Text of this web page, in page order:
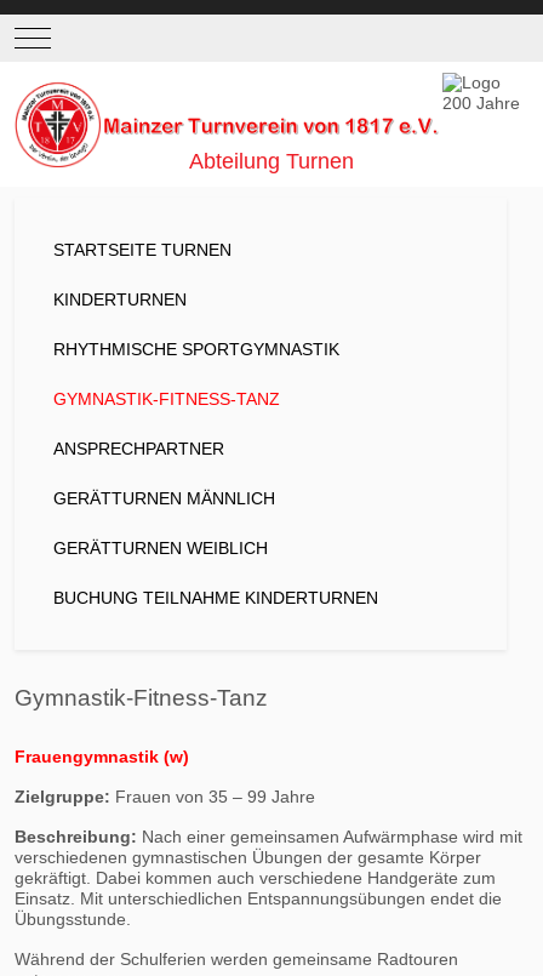
Mobile Menu Toggle
Abteilung Turnen
STARTSEITE TURNEN
KINDERTURNEN
RHYTHMISCHE SPORTGYMNASTIK
GYMNASTIK-FITNESS-TANZ
ANSPRECHPARTNER
GERÄTTURNEN MÄNNLICH
GERÄTTURNEN WEIBLICH
BUCHUNG TEILNAHME KINDERTURNEN
Gymnastik-Fitness-Tanz
Frauengymnastik (w)
Zielgruppe: Frauen von 35 – 99 Jahre
Beschreibung: Nach einer gemeinsamen Aufwärmphase wird mit
verschiedenen gymnastischen Übungen der gesamte Körper
gekräftigt. Dabei kommen auch verschiedene Handgeräte zum
Einsatz. Mit unterschiedlichen Entspannungsübungen endet die
Übungsstunde.
Während der Schulferien werden gemeinsame Radtouren